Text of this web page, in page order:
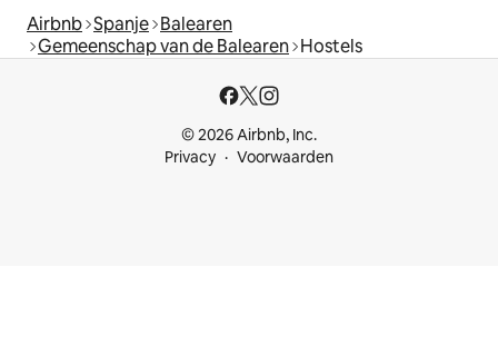
Airbnb Spanje Balearen
Gemeenschap van de Balearen Hostels
© 2026 Airbnb, Inc.
Privacy
Voorwaarden